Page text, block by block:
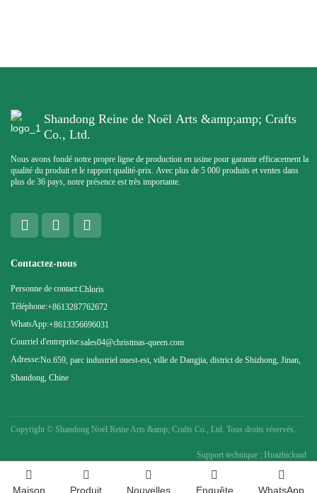
Shandong Reine de Noël Arts &amp;amp; Crafts
Co., Ltd.
Nous avons fondé notre propre ligne de production en usine pour garantir efficacement la
qualité du produit et le rapport qualité-prix. Avec plus de 5 000 produits et ventes dans
plus de 36 pays, notre présence est très importante.
Contactez-nous
Personne de contact:Chloris
Téléphone:+8613287762672
WhatsApp:+8613356696031
Courriel d'entreprise:sales04@christmas-queen.com
Adresse:No.659, parc industriel ouest-est, ville de Dangjia, district de Shizhong, Jinan,
Shandong, Chine
Copyright © Shandong Noël Reine Arts &amp; Crafts Co., Ltd. Tous droits réservés.
Support technique : Huazhicloud
Maison Produit Nouvelles Enquête WhatsApp